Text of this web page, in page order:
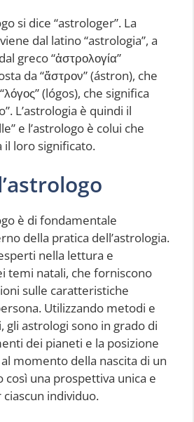
si dice “astrologer”. La
dal latino “astrologia”, a
greco “ἀστρολογία”
da “ἄστρον” (ástron), che
(lógos), che significa
L’astrologia è quindi il
e l’astrologo è colui che
loro significato.
è di fondamentale
della pratica dell’astrologia.
nella lettura e
temi natali, che forniscono
sulle caratteristiche
Utilizzando metodi e
astrologi sono in grado di
dei pianeti e la posizione
momento della nascita di un
una prospettiva unica e
individuo.